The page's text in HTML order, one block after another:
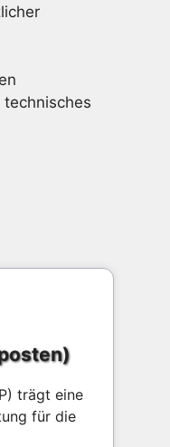
trägt eine
für die